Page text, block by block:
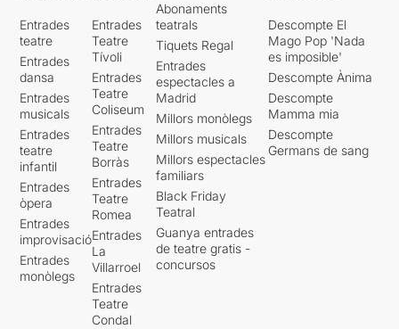
Entrades
teatre
Entrades
dansa
Entrades
musicals
Entrades
teatre
infantil
Entrades
òpera
Entrades
improvisació
Entrades
monòlegs
Entrades
Teatre
Tívoli
Entrades
Teatre
Coliseum
Entrades
Teatre
Borràs
Entrades
Teatre
Romea
Entrades
La
Villarroel
Entrades
Teatre
Condal
Abonaments
teatrals
Tiquets Regal
Entrades
espectacles a
Madrid
Millors monòlegs
Millors musicals
Millors espectacles
familiars
Black Friday
Teatral
Guanya entrades
de teatre gratis -
concursos
Descompte El
Mago Pop 'Nada
es imposible'
Descompte Ànima
Descompte
Mamma mia
Descompte
Germans de sang